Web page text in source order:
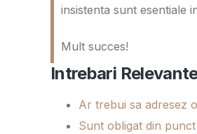
insistenta sunt esentiale
Mult succes!
Intrebari
Ar trebui sa adresez
Sunt obligat din